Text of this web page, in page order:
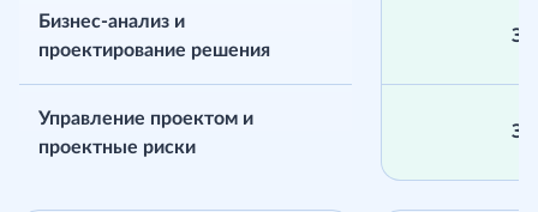
Бизнес-анализ и
проектирование решения
Управление проектом и
проектные риски